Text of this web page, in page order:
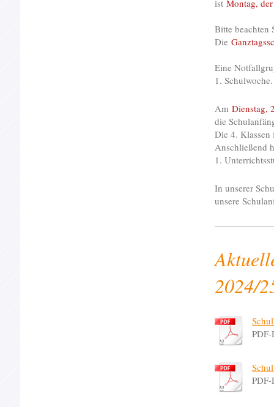
istMontag,
Bitte beachten
Die
Eine
1.
AmDienstag,
die
Die 4. Klassen
Anschließend
1.
In unserer
unsere
2024/